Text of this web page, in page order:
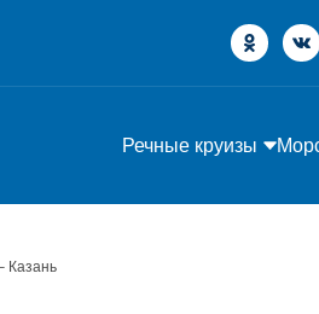
Речные круизы
Казань